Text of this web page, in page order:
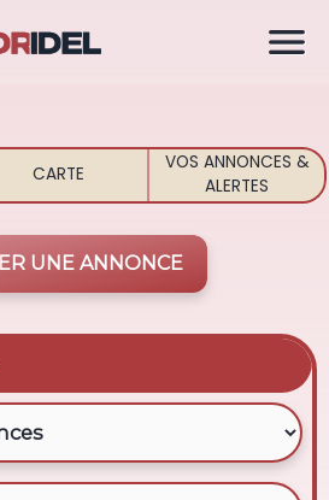
CARTE
VOS ANNONCES &
ALERTES
UNE ANNONCE
